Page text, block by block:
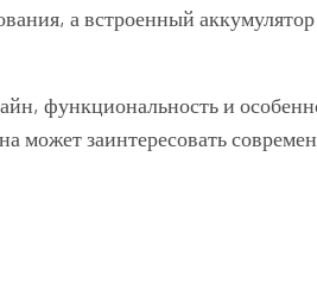
а встроенный
функциональность и
заинтересовать